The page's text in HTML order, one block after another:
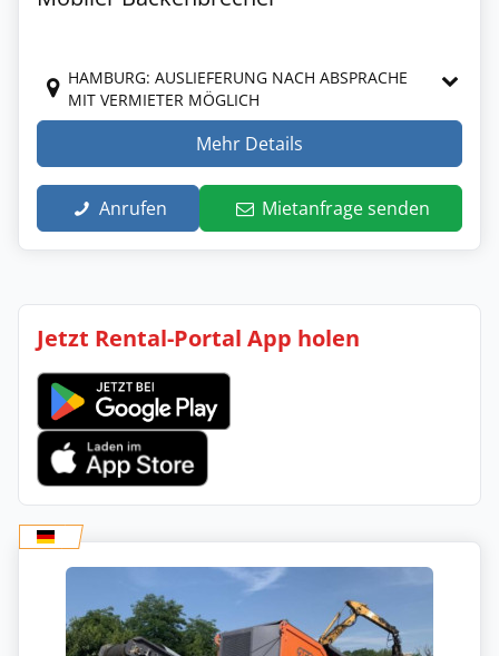
HAMBURG: AUSLIEFERUNG NACH ABSPRACHE
MIT VERMIETER MÖGLICH
Mehr Details
Anrufen Mietanfrage senden
Jetzt Rental-Portal App holen